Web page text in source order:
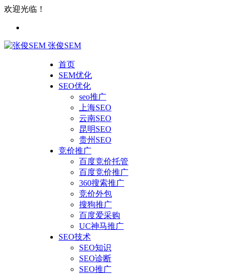
欢迎光临！
张俊SEM
首页
SEM优化
SEO优化
seo推广
上海SEO
云南SEO
昆明SEO
贵州SEO
竞价推广
百度竞价托管
百度竞价推广
360搜索推广
竞价外包
搜狗推广
百度爱采购
UC神马推广
SEO技术
SEO知识
SEO诊断
SEO推广